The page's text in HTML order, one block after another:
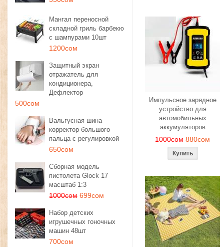
Мангал переносной
складной гриль барбекю
с шампурами 10шт
1200сом
Защитный экран
отражатель для
кондиционера,
Дефлектор
500сом
Вальгусная шина
корректор большого
пальца с регулировкой
650сом
Сборная модель
пистолета Glock 17
масштаб 1:3
1000сом 699сом
Набор детских
игрушечных гоночных
машин 48шт
700сом
Импульсное зарядное
устройство для
автомобильных
аккумуляторов
1000сом 880сом